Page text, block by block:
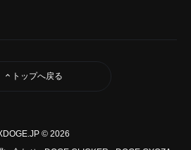
トップへ戻る
© 2026